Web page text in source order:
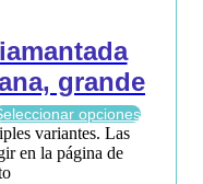
grande
opciones
variantes. Las
en la página de